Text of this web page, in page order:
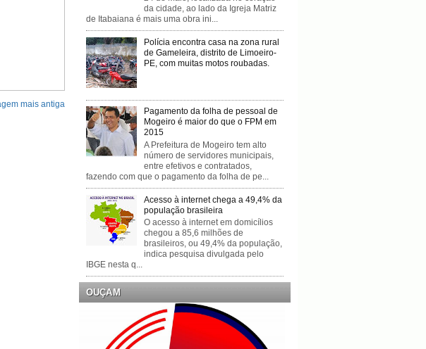
mais antiga
da cidade, ao lado da Igreja Matriz
de Itabaiana é mais uma obra ini...
Polícia encontra casa na zona rural
de Gameleira, distrito de Limoeiro-
PE, com muitas motos roubadas.
Pagamento da folha de pessoal de
Mogeiro é maior do que o FPM em
2015
A Prefeitura de Mogeiro tem alto
número de servidores municipais,
entre efetivos e contratados,
fazendo com que o pagamento da folha de pe...
Acesso à internet chega a 49,4% da
população brasileira
O acesso à internet em domicílios
chegou a 85,6 milhões de
brasileiros, ou 49,4% da população,
indica pesquisa divulgada pelo
IBGE nesta q...
OUÇAM